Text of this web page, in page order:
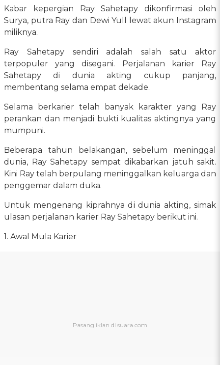
Kabar kepergian Ray Sahetapy dikonfirmasi oleh
Surya, putra Ray dan Dewi Yull lewat akun Instagram
miliknya.
Ray Sahetapy sendiri adalah salah satu aktor
terpopuler yang disegani. Perjalanan karier Ray
Sahetapy di dunia akting cukup panjang,
membentang selama empat dekade.
Selama berkarier telah banyak karakter yang Ray
perankan dan menjadi bukti kualitas aktingnya yang
mumpuni.
Beberapa tahun belakangan, sebelum meninggal
dunia, Ray Sahetapy sempat dikabarkan jatuh sakit.
Kini Ray telah berpulang meninggalkan keluarga dan
penggemar dalam duka.
Untuk mengenang kiprahnya di dunia akting, simak
ulasan perjalanan karier Ray Sahetapy berikut ini.
1. Awal Mula Karier